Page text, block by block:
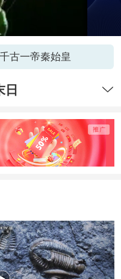
古一帝秦始皇
日